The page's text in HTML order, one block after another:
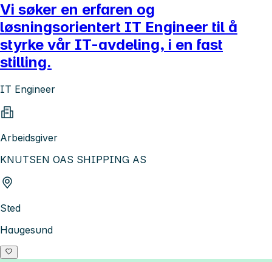
Vi søker en erfaren og
løsningsorientert IT Engineer til å
styrke vår IT-avdeling, i en fast
stilling.
IT Engineer
Arbeidsgiver
KNUTSEN OAS SHIPPING AS
Sted
Haugesund